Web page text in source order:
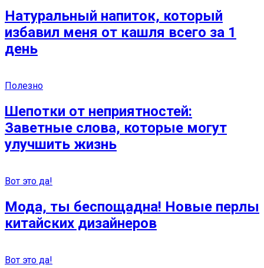
Натуральный напиток, который
избавил меня от кашля всего за 1
день
Полезно
Шепотки от неприятностей:
Заветные слова, которые могут
улучшить жизнь
Вот это да!
Мода, ты беспощадна! Новые перлы
китайских дизайнеров
Вот это да!